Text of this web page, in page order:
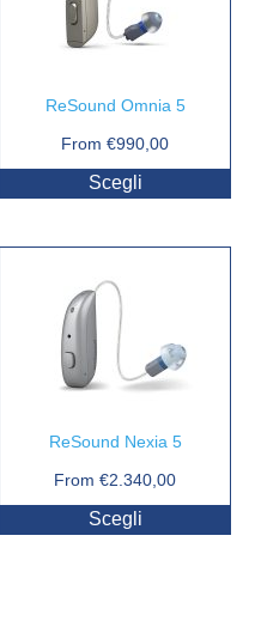
ReSound Omnia 5
From €990,00
Scegli
ReSound Nexia 5
From €2.340,00
Scegli